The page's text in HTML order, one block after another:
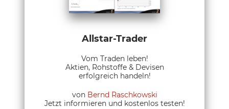
Allstar-Trader
Vom Traden leben!
Aktien, Rohstoffe & Devisen
erfolgreich handeln!
von Bernd Raschkowski
Jetzt informieren und kostenlos testen!